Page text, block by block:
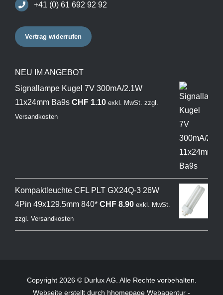
+41 (0) 61 692 92 92
Vertrag widerrufen
NEU IM ANGEBOT
Signallampe Kugel 7V 300mA/2.1W
11x24mm Ba9s CHF1.10 exkl. MwSt. zzgl.
Versandkosten
Kompaktleuchte CFL PLT GX24Q-3 26W
4Pin 49x129.5mm 840* CHF8.90 exkl. MwSt.
zzgl. Versandkosten
Copyright 2026 © Durlux AG. Alle Rechte vorbehalten.
Webseite erstellt durch hhomepage Webagentur -